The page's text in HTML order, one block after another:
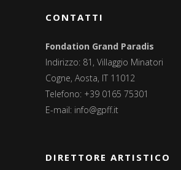
CONTATTI
Fondation Grand Paradis
Indirizzo: 81, Villaggio Minatori
Cogne, Aosta, IT 11012
Telefono: +39 0165 75301
E-mail: info@gpff.it
DIRETTORE ARTISTICO